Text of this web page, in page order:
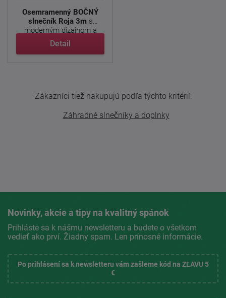
Osemramenný BOČNÝ
slnečník Roja 3m s
moderným dizajnom a
pevnou ...
Detail
Zákazníci tiež nakupujú podľa týchto kritérií:
Záhradné slnečníky a doplnky
Novinky, akcie a tipy na kvalitný spánok
Prihláste sa k nášmu newsletteru a budete o všetkom
vedieť ako prví. Žiadny spam. Len prínosné informácie.
Po prihlásení sa k newsletteru vám zašleme kód na ZĽAVU 5
€